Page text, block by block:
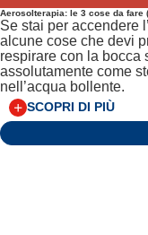
Aerosolterapia: le 3 cose da fare
Se stai per accendere
alcune cose che devi
respirare con la bocca
assolutamente come
nell’acqua bollente.
SCOPRI DI PIÙ